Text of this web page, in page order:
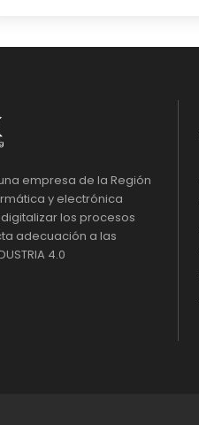
empresa de la Región
y electrónica
los procesos
adecuación a las
4.0